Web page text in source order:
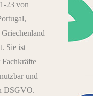
23 von
Sie ist
und
DSGVO.